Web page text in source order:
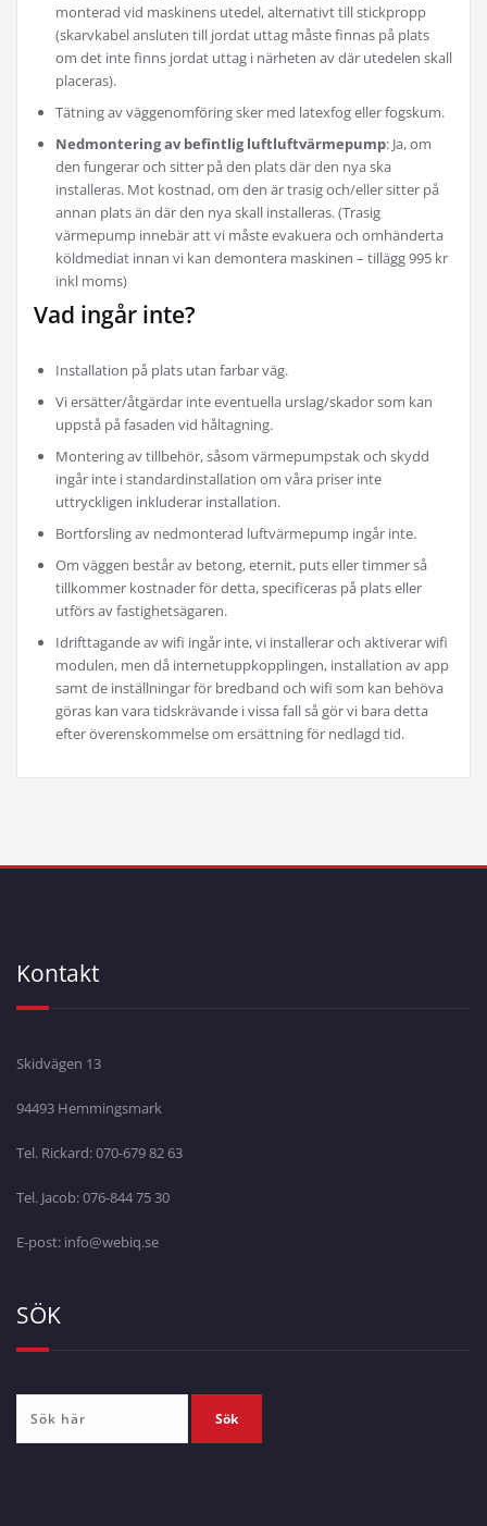
monterad vid maskinens utedel, alternativt till stickpropp
(skarvkabel ansluten till jordat uttag måste finnas på plats
om det inte finns jordat uttag i närheten av där utedelen skall
placeras).
Tätning av väggenomföring sker med latexfog eller fogskum.
Nedmontering av befintlig luft­luftvärmepump: Ja, om
den fungerar och sitter på den plats där den nya ska
installeras. Mot kostnad, om den är trasig och/eller sitter på
annan plats än där den nya skall installeras. (Trasig
värmepump innebär att vi måste evakuera och omhänderta
köldmediat innan vi kan demontera maskinen – tillägg 995 kr
inkl moms)
Vad ingår inte?
Installation på plats utan farbar väg.
Vi ersätter/åtgärdar inte eventuella urslag/skador som kan
uppstå på fasaden vid håltagning.
Montering av tillbehör, såsom värmepumpstak och skydd
ingår inte i standardinstallation om våra priser inte
uttryckligen inkluderar installation.
Bortforsling av nedmonterad ­luftvärmepump ingår inte.
Om väggen består av betong, eternit, puts eller timmer så
tillkommer kostnader för detta, specificeras på plats eller
utförs av fastighetsägaren.
Idrifttagande av wifi ingår inte, vi installerar och aktiverar wifi
modulen, men då internetuppkopplingen, installation av app
samt de inställningar för bredband och wifi som kan behöva
göras kan vara tidskrävande i vissa fall så gör vi bara detta
efter överenskommelse om ersättning för nedlagd tid.
Kontakt
Skidvägen 13
94493 Hemmingsmark
Tel. Rickard: 070-679 82 63
Tel. Jacob: 076-844 75 30
E-post: info@webiq.se
SÖK